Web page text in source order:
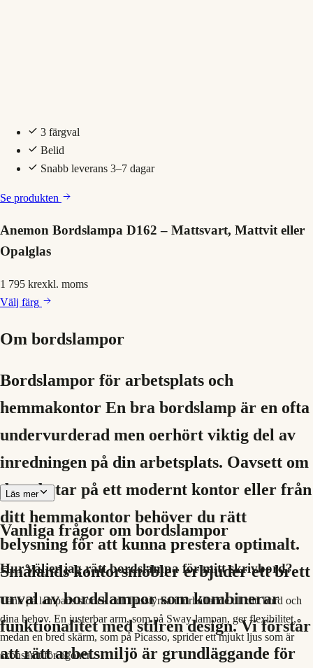
3 färgval
Belid
Snabb leverans 3–7 dagar
Se produkten
Anemon Bordslampa D162 – Mattsvart, Mattvit eller
Opalglas
1 795 krexkl. moms
Välj färg
Om bordslampor
Bordslampor för arbetsplats och
hemmakontor En bra bordslamp är en ofta
undervurderad men oerhört viktig del av
inredningen på din arbetsplats. Oavsett om
du arbetar på ett modernt kontor eller från
ditt hemmakontor behöver du rätt
belysning för att kunna prestera optimalt.
Smålands kontorsmöbler erbjuder ett brett
urval av bordslampor som kombinerar
funktionalitet med stilren design. Vi förstår
att rätt arbetsmiljö är grundläggande för
Läs mer
Vanliga frågor om bordslampor
Hur väljer jag rätt bordslampa för mitt skrivbord?
Tänk på lampans storlek och ljusstyrka i förhållande till ditt bord och
dina behov. En justerbar arm, som på Sway-lampan, ger flexibilitet,
medan en bred skärm, som på Picasso, sprider ett mjukt ljus som är
skonsamt för ögonen.